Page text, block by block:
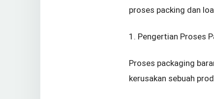
proses packing dan
1. Pengertian Proses
Proses packaging
kerusakan sebuah